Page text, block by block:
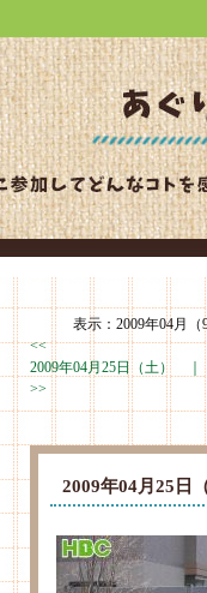
表示：2009年04月（
<<
2009年04月25日（土）
>>
2009年04月25